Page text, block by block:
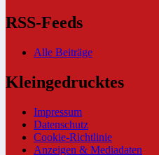
RSS-Feeds
Alle Beiträge
Kleingedrucktes
Impressum
Datenschutz
Cookie-Richtlinie
Anzeigen & Mediadaten